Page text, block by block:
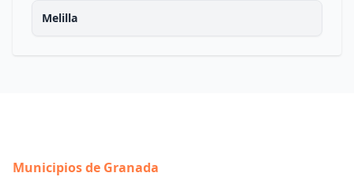
Melilla
Municipios de Granada